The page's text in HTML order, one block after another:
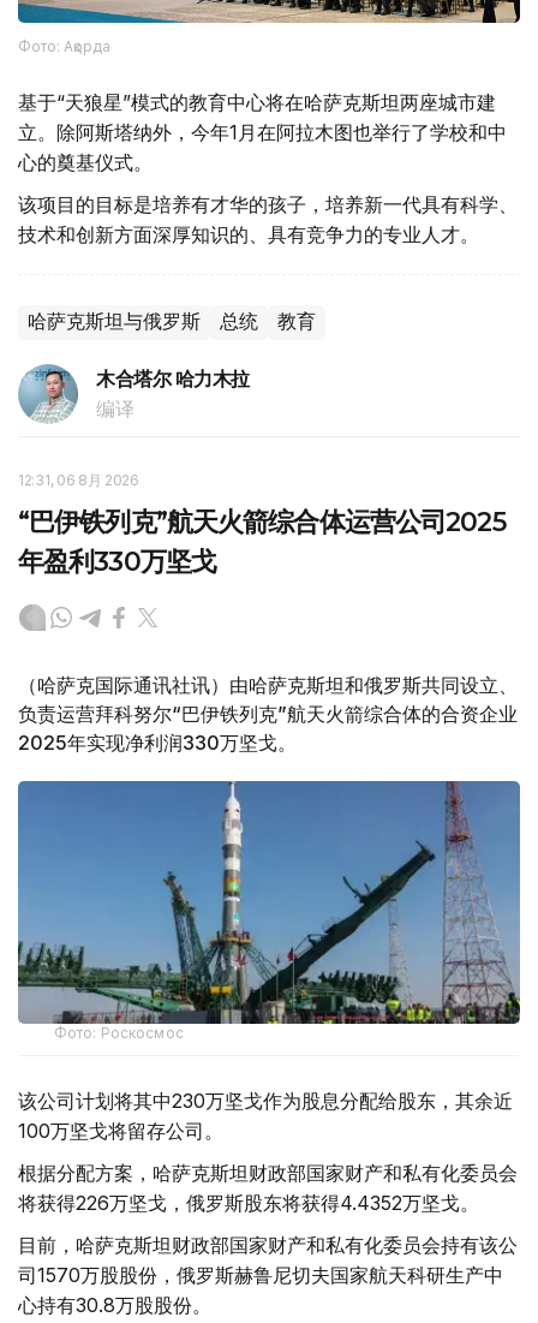
Фото: Ақорда
基于“天狼星”模式的教育中心将在哈萨克斯坦两座城市建
立。除阿斯塔纳外，今年1月在阿拉木图也举行了学校和中
心的奠基仪式。
该项目的目标是培养有才华的孩子，培养新一代具有科学、
技术和创新方面深厚知识的、具有竞争力的专业人才。
哈萨克斯坦与俄罗斯 总统 教育
木合塔尔 哈力木拉
编译
12:31, 06 8月 2026
“巴伊铁列克”航天火箭综合体运营公司2025
年盈利330万坚戈
（哈萨克国际通讯社讯）由哈萨克斯坦和俄罗斯共同设立、
负责运营拜科努尔“巴伊铁列克”航天火箭综合体的合资企业
2025年实现净利润330万坚戈。
Фото: Роскосмос
该公司计划将其中230万坚戈作为股息分配给股东，其余近
100万坚戈将留存公司。
根据分配方案，哈萨克斯坦财政部国家财产和私有化委员会
将获得226万坚戈，俄罗斯股东将获得4.4352万坚戈。
目前，哈萨克斯坦财政部国家财产和私有化委员会持有该公
司1570万股股份，俄罗斯赫鲁尼切夫国家航天科研生产中
心持有30.8万股股份。